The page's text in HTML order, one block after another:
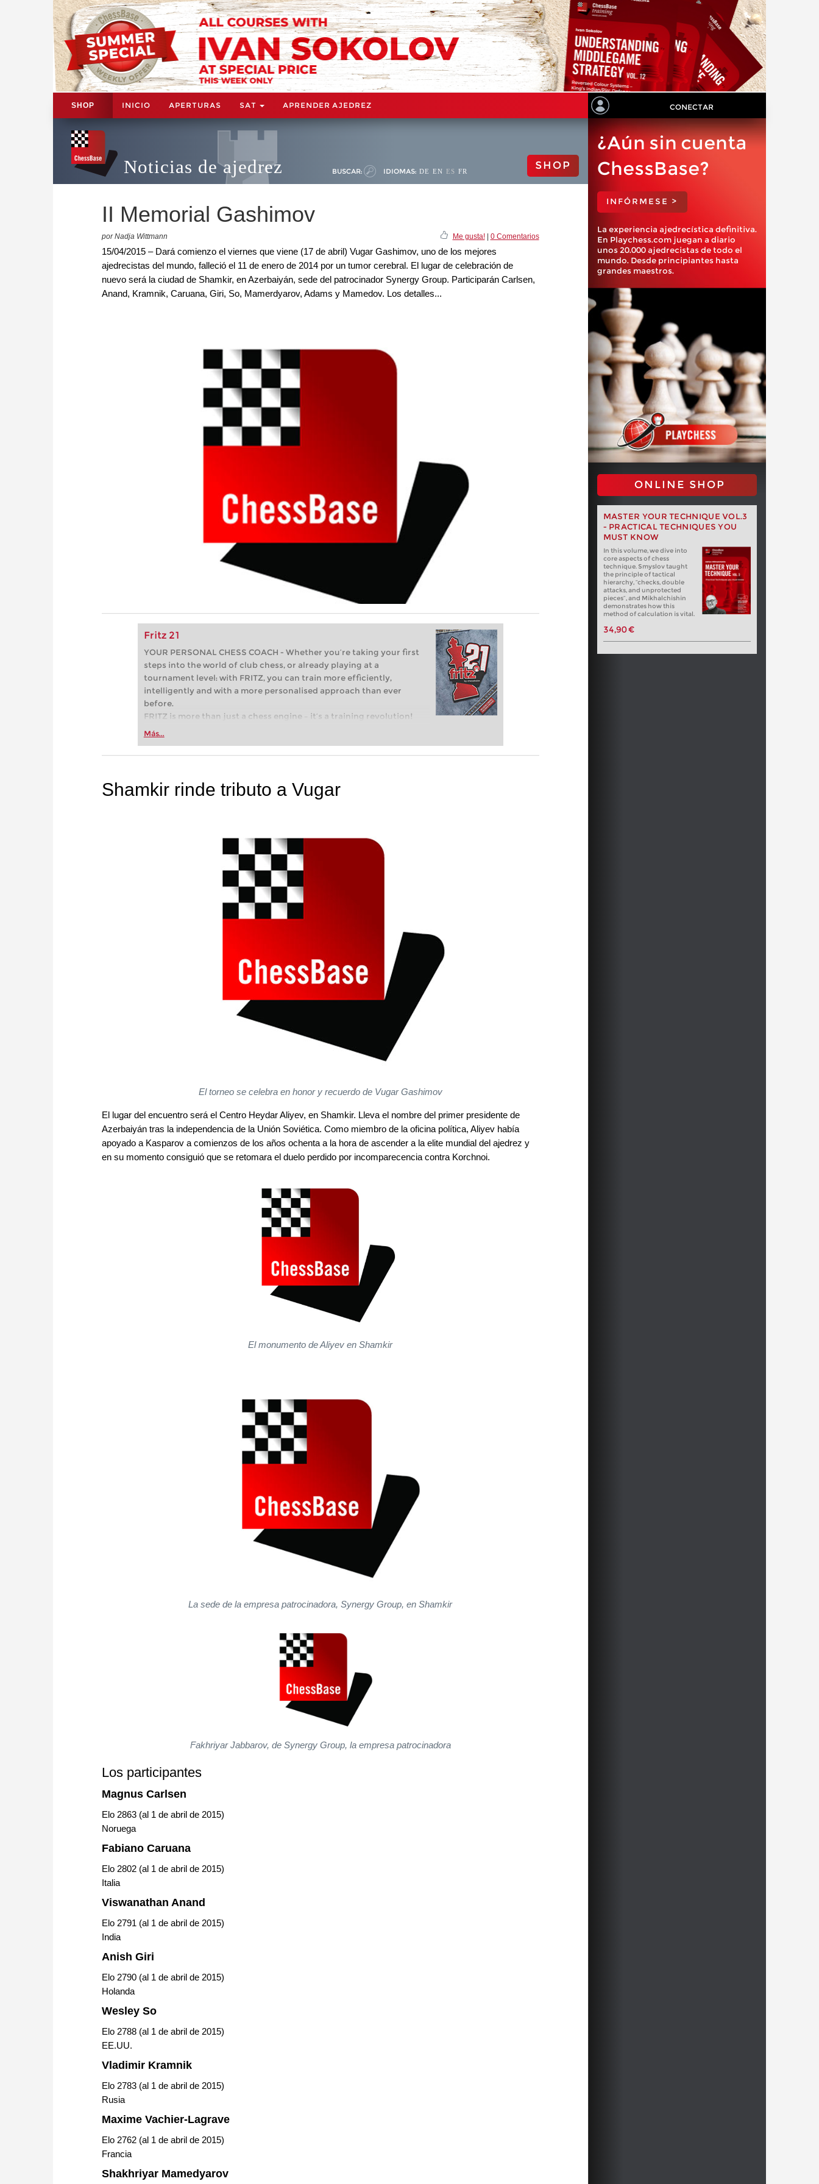
SHOP INICIO APERTURAS SAT APRENDER AJEDREZ CONECTAR
Noticias de ajedrez BUSCAR: IDIOMAS: DE EN ES FR SHOP
II Memorial Gashimov
por Nadja Wittmann Me gusta!| 0 Comentarios
15/04/2015 – Dará comienzo el viernes que viene (17 de abril) Vugar Gashimov, uno de los mejores
ajedrecistas del mundo, falleció el 11 de enero de 2014 por un tumor cerebral. El lugar de celebración de
nuevo será la ciudad de Shamkir, en Azerbaiyán, sede del patrocinador Synergy Group. Participarán Carlsen,
Anand, Kramnik, Caruana, Giri, So, Mamerdyarov, Adams y Mamedov. Los detalles...
Fritz 21
YOUR PERSONAL CHESS COACH - Whether you’re taking your first
steps into the world of club chess, or already playing at a
tournament level: with FRITZ, you can train more efficiently,
intelligently and with a more personalised approach than ever
before.
FRITZ is more than just a chess engine – it’s a training revolution!
Whether you’re taking your first steps into the world of club chess,
more efficiently, intelligently and with a more personalised
Más...
¿Aún sin cuenta
ChessBase?
INFÓRMESE >
La experiencia ajedrecística definitiva.
En Playchess.com juegan a diario
unos 20.000 ajedrecistas de todo el
mundo. Desde principiantes hasta
grandes maestros.
ONLINE SHOP
MASTER YOUR TECHNIQUE VOL.3
- PRACTICAL TECHNIQUES YOU
MUST KNOW
In this volume, we dive into
core aspects of chess
technique. Smyslov taught
the principle of tactical
hierarchy, “checks, double
attacks, and unprotected
pieces”, and Mikhalchishin
demonstrates how this
method of calculation is vital.
34,90 €
Shamkir rinde tributo a Vugar
El torneo se celebra en honor y recuerdo de Vugar Gashimov
El lugar del encuentro será el Centro Heydar Aliyev, en Shamkir. Lleva el nombre del primer presidente de
Azerbaiyán tras la independencia de la Unión Soviética. Como miembro de la oficina política, Aliyev había
apoyado a Kasparov a comienzos de los años ochenta a la hora de ascender a la elite mundial del ajedrez y
en su momento consiguió que se retomara el duelo perdido por incomparecencia contra Korchnoi.
El monumento de Aliyev en Shamkir
La sede de la empresa patrocinadora, Synergy Group, en Shamkir
Fakhriyar Jabbarov, de Synergy Group, la empresa patrocinadora
Los participantes
Magnus Carlsen
Elo 2863 (al 1 de abril de 2015)
Noruega
Fabiano Caruana
Elo 2802 (al 1 de abril de 2015)
Italia
Viswanathan Anand
Elo 2791 (al 1 de abril de 2015)
India
Anish Giri
Elo 2790 (al 1 de abril de 2015)
Holanda
Wesley So
Elo 2788 (al 1 de abril de 2015)
EE.UU.
Vladimir Kramnik
Elo 2783 (al 1 de abril de 2015)
Rusia
Maxime Vachier-Lagrave
Elo 2762 (al 1 de abril de 2015)
Francia
Shakhriyar Mamedyarov